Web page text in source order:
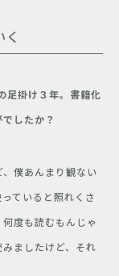
足掛け３年。書籍化
したか？
僕あんまり観ない
ていると照れくさ
度も読むもんじゃ
ましたけど、それ